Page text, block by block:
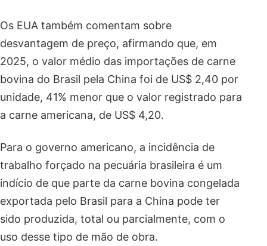
Os EUA também comentam sobre
desvantagem de preço, afirmando que, em
2025, o valor médio das importações de carne
bovina do Brasil pela China foi de US$ 2,40 por
unidade, 41% menor que o valor registrado para
a carne americana, de US$ 4,20.
Para o governo americano, a incidência de
trabalho forçado na pecuária brasileira é um
indício de que parte da carne bovina congelada
exportada pelo Brasil para a China pode ter
sido produzida, total ou parcialmente, com o
uso desse tipo de mão de obra.